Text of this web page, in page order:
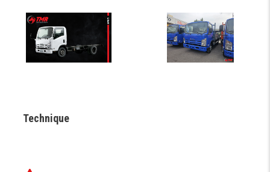
Technique